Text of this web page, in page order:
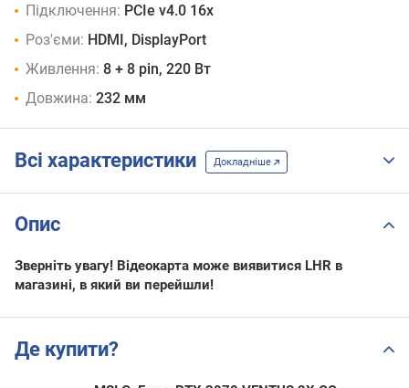
Підключення: PCIe v4.0 16x
Роз'єми: HDMI, DisplayPort
Живлення: 8 + 8 pin, 220 Вт
Довжина: 232 мм
Всі характеристики Докладніше
Опис
Зверніть увагу! Відеокарта може виявитися LHR в
магазині, в який ви перейшли!
Де купити?